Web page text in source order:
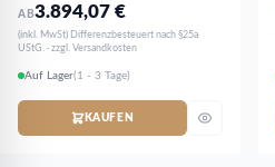
AB3.894,07€
(inkl. MwSt) Differenzbesteuert nach §25a
UStG. · zzgl. Versandkosten
Auf Lager(1 - 3 Tage)
KAUFEN